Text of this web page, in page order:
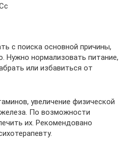
с поиска основной причины,
Нужно нормализовать питание,
или избавиться от
увеличение физической
По возможности
их. Рекомендовано